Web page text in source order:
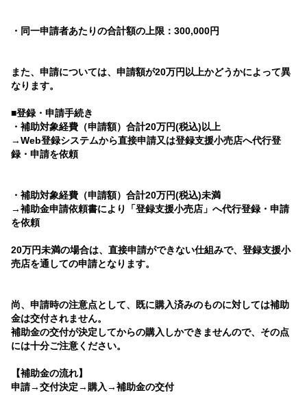
・同一申請者あたりの合計額の上限：300,000円
また、申請については、申請額が20万円以上かどうかによって異
なります。
■登録・申請手続き
・補助対象経費（申請額）合計20万円(税込)以上
→Web登録システムから直接申請又は登録支援小売店へ代行登
録・申請を依頼
・補助対象経費（申請額）合計20万円(税込)未満
→補助金申請依頼書により「登録支援小売店」へ代行登録・申請
を依頼
20万円未満の場合は、直接申請ができない仕組みで、登録支援小
売店を通しての申請となります。
尚、申請時の注意点として、既に購入済みのものに対しては補助
金は交付されません。
補助金の交付が決定してからの購入しかできませんので、その点
には十分ご注意ください。
【補助金の流れ】
申請→交付決定→購入→補助金の交付